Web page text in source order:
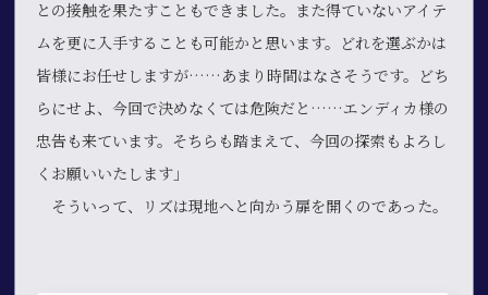
との接触を果たすこともできました。また得ていないアイテ
ムを更に入手することも可能かと思います。どれを選ぶかは
皆様にお任せしますが……あまり時間はなさそうです。どち
らにせよ、今回で決めなくては危険だと……エンディカ様の
忠告も来ています。そちらも踏まえて、今回の探索もよろし
くお願いいたします」
そういって、リズは現地へと向かう扉を開くのであった。